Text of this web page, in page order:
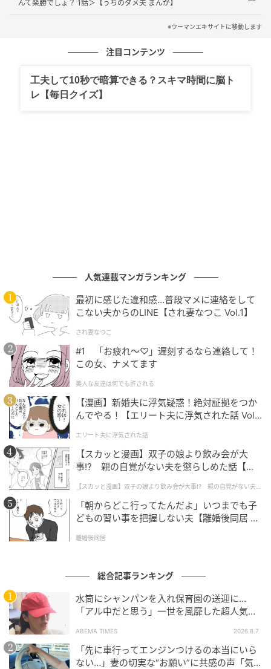
ウーマンエキサイト
んて楽勝でしょ？ 1話＞【うちのダメ夫 まんが】
※ウーマンエキサイトに移動します
注目コンテンツ
工夫して10秒で暗算できる？スキマ時間に脳ト
レ【毎日クイズ】
人気連載マンガランキング
最初に感じた違和感…普段マメに連絡をして
こない夫からのLINE【され妻なつこ Vol.1】
され妻なつこ
#1 「お疲れ〜♡」遅刻するなら連絡して！
この女、ナメてます
美人な友達は何でも許される
【漫画】新婚夫に浮気疑惑！絶対証拠をつか
んでやる！【エリート夫に浮気された話 Vol.
エリート夫に浮気された話
【スカッと漫画】双子の娘より飲み会が大
事!? 親の自覚がない夫を懲らしめた話【第1
【スカッと漫画】双子の娘より飲み会が大事!? 親の自覚がない夫を
懲らしめた話
「朝からどこ行ってたんだよ」いつまでも子
どもの習い事を把握しない夫【離婚後同居 Vo
離婚後同居
総合記事ランキング
水筒にシャンパンを入れ保育園の送迎に…
「アル中だと思う」一世を風靡した超人気タ
ABEMA TIMES 2026.8.7
「先に車行ってエンジンつけるの本当にいら
ない…」妻の切実な“お願い”に共感の声「気